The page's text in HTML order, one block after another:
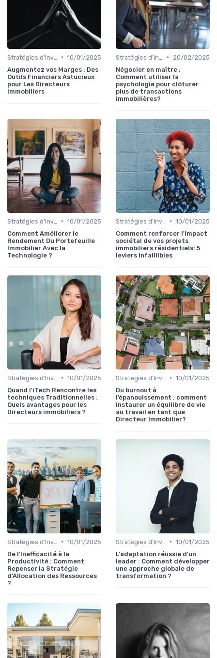
• 10/01/2025
Augmentez vos Marges : Des
Outils Financiers Astucieux
pour Les Directeurs
Immobiliers
•
20/02/2025
Négocier en maître :
Comment utiliser la
psychologie pour clôturer
plus de transactions
immobilières?
• 10/01/2025
Comment Améliorer le
Rendement Du Portefeuille
Immobilier Avec la
Technologie ?
• 10/01/2025
Comment renforcer l'impact
sociétal de vos projets
immobiliers résidentiels: 5
leviers infaillibles
• 10/01/2025
Quand l'iTech Rencontre les
techniques Traditionnelles :
Quels avantages pour les
Directeurs immobiliers ?
• 10/01/2025
Du burnout à
l’épanouissement : comment
instaurer un équilibre de vie
au travail en tant que
Directeur Immobilier?
• 10/01/2025
De l'Inefficacité à la
Productivité : Comment
Repenser la Stratégie
d'Allocation des Ressources
?
• 10/01/2025
L'adaptation réussie d'un
leader : Comment développer
une approche globale de
transformation ?